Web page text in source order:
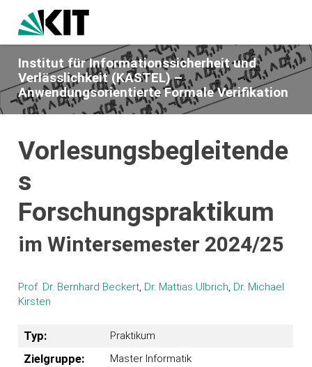
Institut für Informationssicherheit und
Verlässlichkeit (KASTEL) –
Anwendungsorientierte Formale Verifikation
Vorlesungsbegleitende
s
Forschungspraktikum
im Wintersemester 2024/25
Prof. Dr. Bernhard Beckert, Dr. Mattias Ulbrich, Dr. Michael
Kirsten
Typ: Praktikum
Zielgruppe: Master Informatik